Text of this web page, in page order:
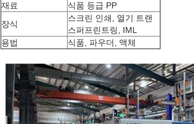
재료
식품 등급 PP
장식
스크린 인쇄, 열기 트랜
스퍼프린트링, IML
용법
식품, 파우더, 액체